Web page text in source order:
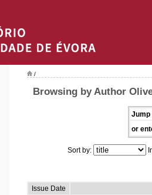
/
Browsing by Author
Jump
or
Sort by:
Issue Date